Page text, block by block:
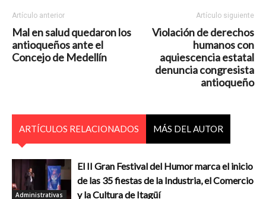
Artículo anterior
Mal en salud quedaron los
antioqueños ante el
Concejo de Medellín
Artículo siguiente
Violación de derechos
humanos con
aquiescencia estatal
denuncia congresista
antioqueño
ARTÍCULOS RELACIONADOS MÁS DEL AUTOR
Administrativas
El II Gran Festival del Humor marca el inicio
de las 35 fiestas de la Industria, el Comercio
y la Cultura de Itagüí